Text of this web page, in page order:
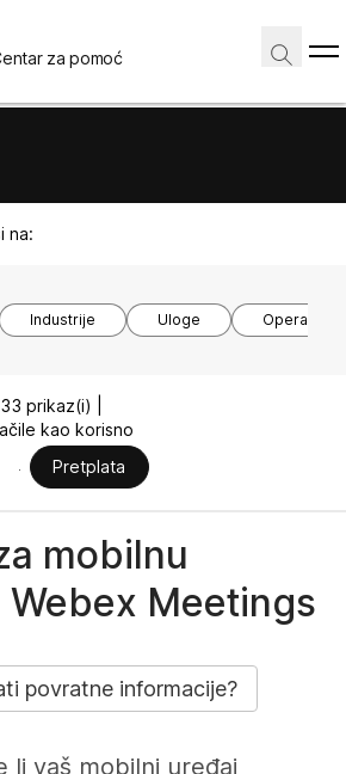
za pomoć
na:
Industrije Uloge
prikaz(i) |
kao korisno
Pretplata
mobilnu
Meetings
povratne informacije?
li vaš mobilni uređaj